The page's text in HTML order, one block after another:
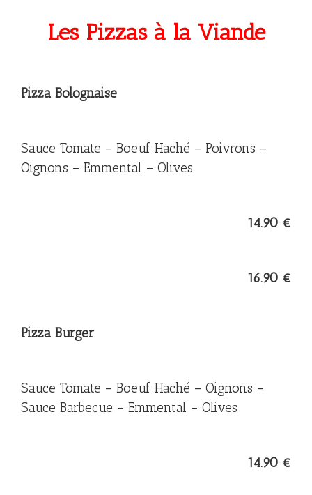
Les Pizzas à la Viande
Pizza Bolognaise
Sauce Tomate – Boeuf Haché – Poivrons –
Oignons – Emmental – Olives
14.90 €
16.90 €
Pizza Burger
Sauce Tomate – Boeuf Haché – Oignons –
Sauce Barbecue – Emmental – Olives
14.90 €